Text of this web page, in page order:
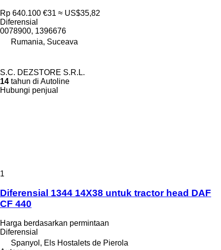
Rp 640.100 €31 ≈ US$35,82
Diferensial
0078900, 1396676
Rumania, Suceava
S.C. DEZSTORE S.R.L.
14 tahun di Autoline
Hubungi penjual
1
Diferensial 1344 14X38 untuk tractor head DAF
CF 440
Harga berdasarkan permintaan
Diferensial
Spanyol, Els Hostalets de Pierola